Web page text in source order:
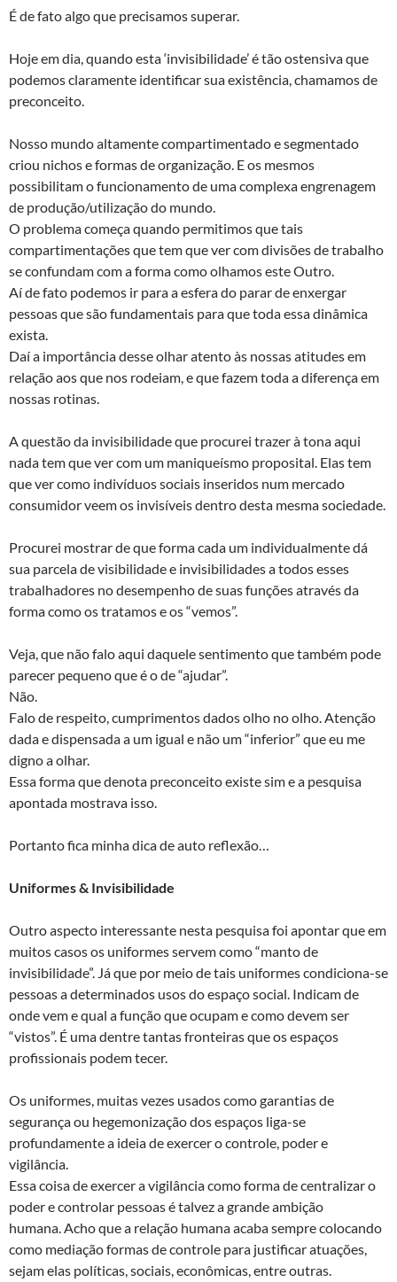
É de fato algo que precisamos superar.
Hoje em dia, quando esta ‘invisibilidade’ é tão ostensiva que
podemos claramente identificar sua existência, chamamos de
preconceito.
Nosso mundo altamente compartimentado e segmentado
criou nichos e formas de organização. E os mesmos
possibilitam o funcionamento de uma complexa engrenagem
de produção/utilização do mundo.
O problema começa quando permitimos que tais
compartimentações que tem que ver com divisões de trabalho
se confundam com a forma como olhamos este Outro.
Aí de fato podemos ir para a esfera do parar de enxergar
pessoas que são fundamentais para que toda essa dinâmica
exista.
Daí a importância desse olhar atento às nossas atitudes em
relação aos que nos rodeiam, e que fazem toda a diferença em
nossas rotinas.
A questão da invisibilidade que procurei trazer à tona aqui
nada tem que ver com um maniqueísmo proposital. Elas tem
que ver como indivíduos sociais inseridos num mercado
consumidor veem os invisíveis dentro desta mesma sociedade.
Procurei mostrar de que forma cada um individualmente dá
sua parcela de visibilidade e invisibilidades a todos esses
trabalhadores no desempenho de suas funções através da
forma como os tratamos e os “vemos”.
Veja, que não falo aqui daquele sentimento que também pode
parecer pequeno que é o de “ajudar”.
Não.
Falo de respeito, cumprimentos dados olho no olho. Atenção
dada e dispensada a um igual e não um “inferior” que eu me
digno a olhar.
Essa forma que denota preconceito existe sim e a pesquisa
apontada mostrava isso.
Portanto fica minha dica de auto reflexão…
Uniformes & Invisibilidade
Outro aspecto interessante nesta pesquisa foi apontar que em
muitos casos os uniformes servem como “manto de
invisibilidade”. Já que por meio de tais uniformes condiciona-se
pessoas a determinados usos do espaço social. Indicam de
onde vem e qual a função que ocupam e como devem ser
“vistos”. É uma dentre tantas fronteiras que os espaços
profissionais podem tecer.
Os uniformes, muitas vezes usados como garantias de
segurança ou hegemonização dos espaços liga-se
profundamente a ideia de exercer o controle, poder e
vigilância.
Essa coisa de exercer a vigilância como forma de centralizar o
poder e controlar pessoas é talvez a grande ambição
humana. Acho que a relação humana acaba sempre colocando
como mediação formas de controle para justificar atuações,
sejam elas políticas, sociais, econômicas, entre outras.